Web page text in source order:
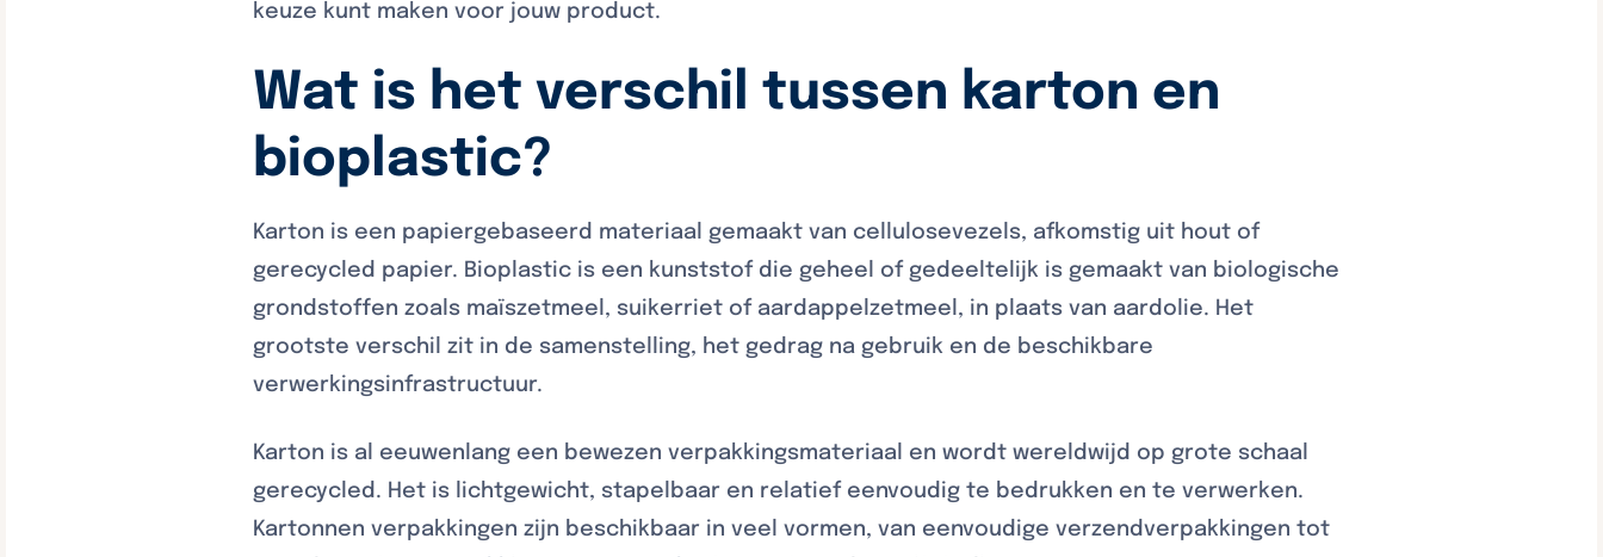
keuze kunt maken voor jouw product.
Wat is het verschil tussen karton en
bioplastic?
Karton is een papiergebaseerd materiaal gemaakt van cellulosevezels, afkomstig uit hout of
gerecycled papier. Bioplastic is een kunststof die geheel of gedeeltelijk is gemaakt van biologische
grondstoffen zoals maïszetmeel, suikerriet of aardappelzetmeel, in plaats van aardolie. Het
grootste verschil zit in de samenstelling, het gedrag na gebruik en de beschikbare
verwerkingsinfrastructuur.
Karton is al eeuwenlang een bewezen verpakkingsmateriaal en wordt wereldwijd op grote schaal
gerecycled. Het is lichtgewicht, stapelbaar en relatief eenvoudig te bedrukken en te verwerken.
Kartonnen verpakkingen zijn beschikbaar in veel vormen, van eenvoudige verzendverpakkingen tot